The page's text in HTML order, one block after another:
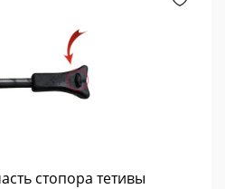
стопора тетивы